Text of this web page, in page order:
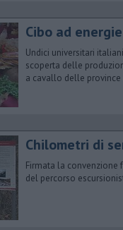
Cibo ad
Undici universitari
scoperta delle
a cavallo delle province
Chilometri di
Firmata la convenzione
del percorso